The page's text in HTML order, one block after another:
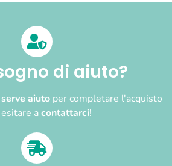
di aiuto?
aiuto per completare l'acquisto
acontattarci!